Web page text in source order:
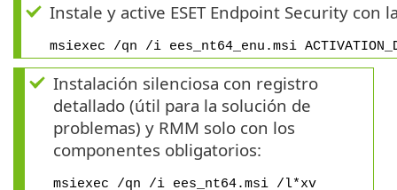
Instale y active ESET Endpoint Security con
msiexec /qn /i ees_nt64_enu.msi
Instalación silenciosa con registro
detallado (útil para la solución de
problemas) y RMM solo con los
componentes obligatorios:
msiexec /qn /i ees_nt64.msi /l*xv